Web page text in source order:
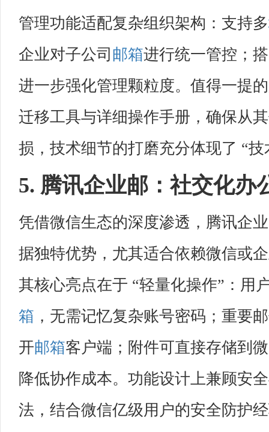
管理功能适配复杂组织架构：支持多
企业对子公司 邮箱进行统一管控；
进一步强化管理颗粒度。值得一提
迁移工具与详细操作手册，确保从
损，技术细节的打磨充分体现了 “
5. 腾讯企业邮：社交化办
凭借微信生态的深度渗透，腾讯企
据独特优势，尤其适合依赖微信或
其核心亮点在于 “轻量化操作”：用
箱 ，无需记忆复杂账号密码；重要
开邮箱客户端；附件可直接存储到
降低协作成本。功能设计上兼顾安
法，结合微信亿级用户的安全防护